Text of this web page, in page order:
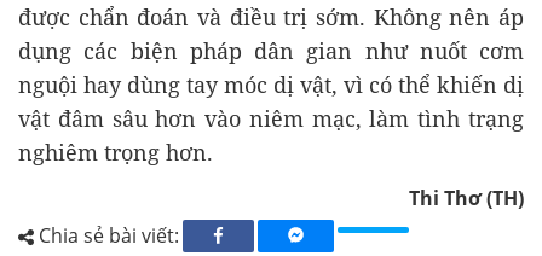
được chẩn đoán và điều trị sớm. Không nên áp
dụng các biện pháp dân gian như nuốt cơm
nguội hay dùng tay móc dị vật, vì có thể khiến dị
vật đâm sâu hơn vào niêm mạc, làm tình trạng
nghiêm trọng hơn.
Thi Thơ (TH)
Chia sẻ bài viết: